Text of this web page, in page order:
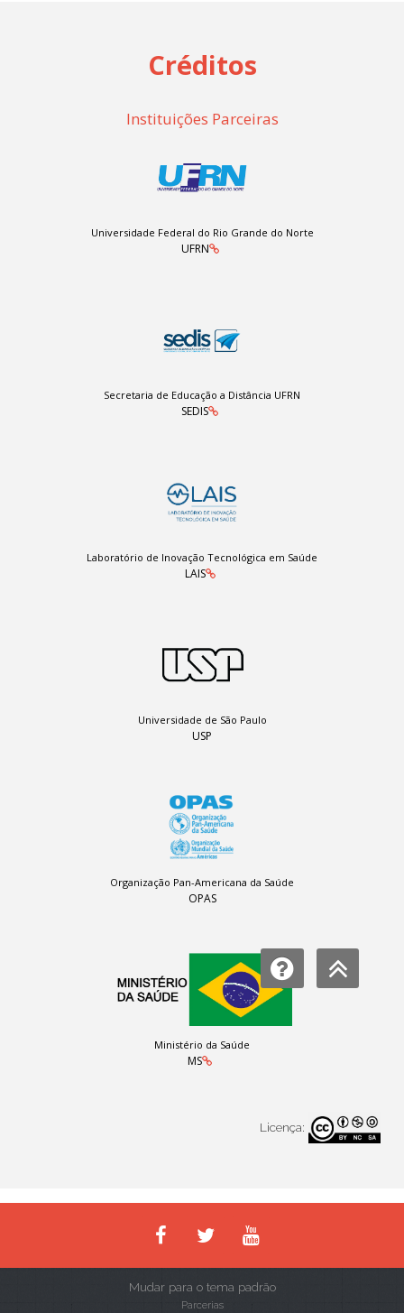
Créditos
Instituições Parceiras
Universidade Federal do Rio Grande do Norte
UFRN
Secretaria de Educação a Distância UFRN
SEDIS
Laboratório de Inovação Tecnológica em Saúde
LAIS
Universidade de São Paulo
USP
Organização Pan-Americana da Saúde
OPAS
Ministério da Saúde
MS
Licença:
Mudar para o tema padrão
Parcerias